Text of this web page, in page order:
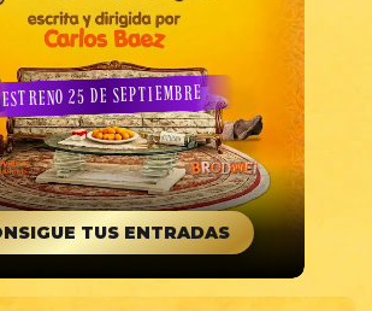
ESTRENO 25 DE SEPTIEMBRE
TUS ENTRADAS